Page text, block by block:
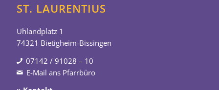
ST. LAURENTIUS
Uhlandplatz 1
74321 Bietigheim-Bissingen
07142 / 91028 – 10
E-Mail ans Pfarrbüro